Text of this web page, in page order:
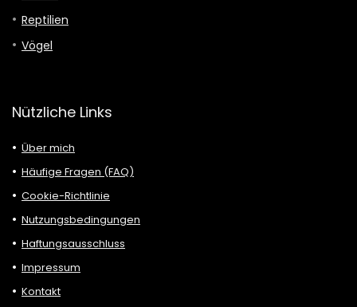
Reptilien
Vögel
Nützliche Links
Über mich
Häufige Fragen (FAQ)
Cookie-Richtlinie
Nutzungsbedingungen
Haftungsausschluss
Impressum
Kontakt